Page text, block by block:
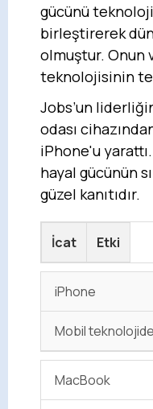
gücünü
birleştirerek
olmuştur. Onun
teknolojisinin
Jobs’un
odası
iPhone'u
hayal gücünün
güzel kanıtıdır.
İcat Etki
iPhone
Mobil
MacBook